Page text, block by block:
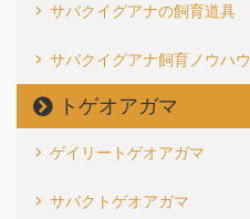
サバクイグアナの飼育道具
サバクイグアナ飼育ノウハウ
トゲオアガマ
ゲイリートゲオアガマ
サバクトゲオアガマ